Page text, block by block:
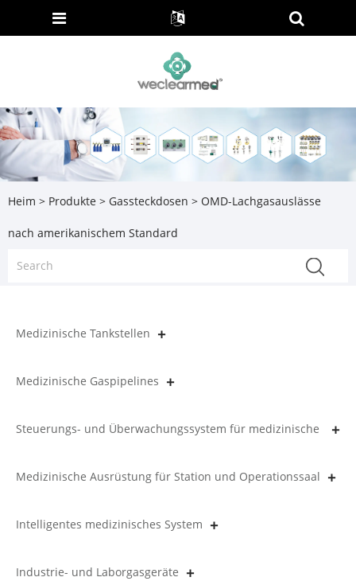
Heim > Produkte > Gassteckdosen > OMD-Lachgasauslässe
nach amerikanischem Standard
Medizinische Tankstellen
Medizinische Gaspipelines
Steuerungs- und Überwachungssystem für medizinische
Gasleitungen
Medizinische Ausrüstung für Station und Operationssaal
Intelligentes medizinisches System
Industrie- und Laborgasgeräte